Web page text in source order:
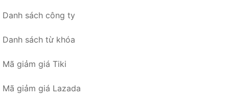
Danh sách công ty
Danh sách từ khóa
Mã giảm giá Tiki
Mã giảm giá Lazada